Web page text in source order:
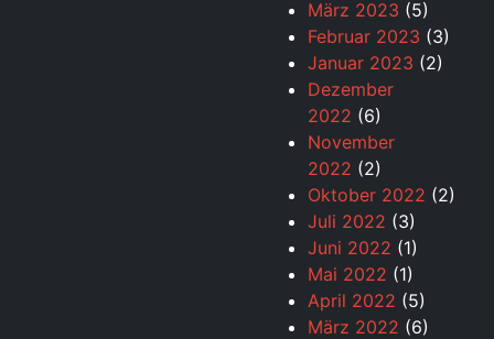
März 2023 (5)
Februar 2023 (3)
Januar 2023 (2)
Dezember
2022 (6)
November
2022 (2)
Oktober 2022 (2)
Juli 2022 (3)
Juni 2022 (1)
Mai 2022 (1)
April 2022 (5)
März 2022 (6)